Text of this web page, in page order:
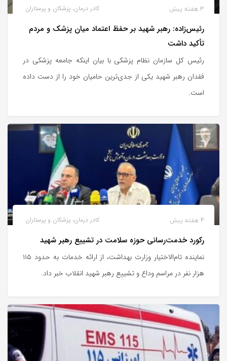
کادر درمان، پزشکان و پرستاران 3 هفته پیش
رئیس‌زاده: رهبر شهید بر حفظ اعتماد میان پزشک و مردم
تأکید داشت
رئیس کل سازمان نظام پزشکی با بیان اینکه جامعه پزشکی در
فقدان رهبر شهید یکی از جدی‌ترین حامیان خود را از دست داده
است.
کادر درمان، پزشکان و پرستاران 4 هفته پیش
رکورد خدمت‌رسانی حوزه سلامت در تشییع رهبر شهید
نماینده تام‌الاختیار وزارت بهداشت، از ارائه خدمات به حدود ۱۱۵
هزار نفر در مراسم وداع و تشییع رهبر شهید انقلاب خبر داد.